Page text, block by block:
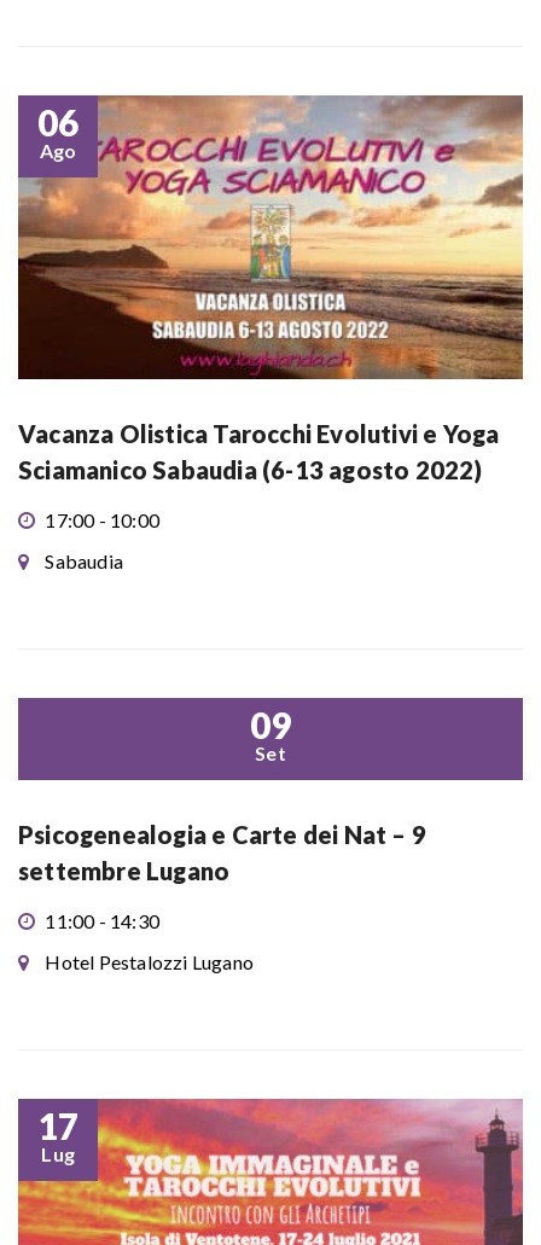
06
Ago
Vacanza Olistica Tarocchi Evolutivi e Yoga
Sciamanico Sabaudia (6-13 agosto 2022)
17:00 - 10:00
Sabaudia
09
Set
Psicogenealogia e Carte dei Nat – 9
settembre Lugano
11:00 - 14:30
Hotel Pestalozzi Lugano
17
Lug